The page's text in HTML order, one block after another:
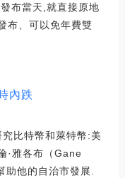
布當天,就直接原地
布、可以免年費雙
內跌
比特幣和萊特幣:美
·雅各布（Gane
助他的自治市發展.